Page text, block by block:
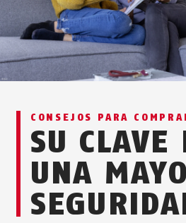
CONSEJOS PARA
SU CLAVE
UNA